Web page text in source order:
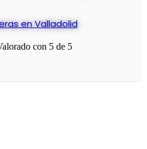
en Valladolid
con 5 de 5